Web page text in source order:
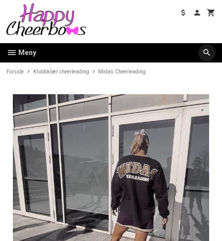
innholdet
Meny
Forside Klubbklær cheerleading Midas Cheerleading